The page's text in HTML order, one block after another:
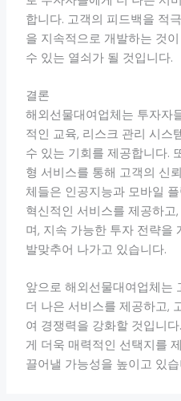
합니다. 고객의 피드백을 적
을 지속적으로 개발하는 것
수 있는 열쇠가 될 것입니다.
결론
해외선물대여업체는 투자자
적인 교육, 리스크 관리 시스
수 있는 기회를 제공합니다.
형 서비스를 통해 고객의 신
체들은 인공지능과 모바일
혁신적인 서비스를 제공하
며, 지속 가능한 투자 전략을
발맞추어 나가고 있습니다.
앞으로 해외선물대여업체는
더 나은 서비스를 제공하고,
여 경쟁력을 강화할 것입니
게 더욱 매력적인 선택지를
끌어낼 가능성을 높이고 있